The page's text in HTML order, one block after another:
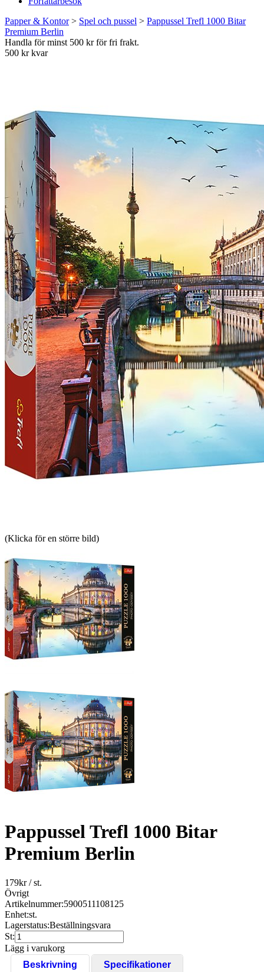
Papper & Kontor> Spel och pussel > Pappussel Trefl 1000 Bitar
Premium Berlin
Handla för minst 500 kr för fri frakt.
500 kr kvar
(Klicka för en större bild)
Pappussel Trefl 1000 Bitar
Premium Berlin
179kr/ st.
Övrigt
Artikelnummer:5900511108125
Enhet:st.
Lagerstatus:Beställningsvara
St:
Lägg i varukorg
Beskrivning
Specifikationer